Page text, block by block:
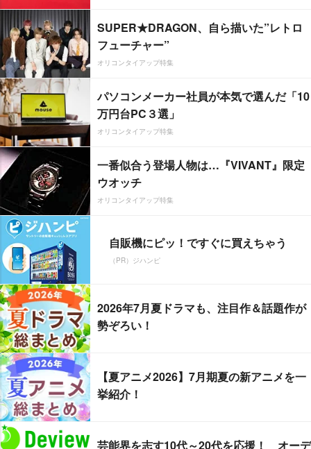
SUPER★DRAGON、自ら描いた”レトロ
フューチャー”
オリコンタイアップ特集
パソコンメーカー社員が本気で選んだ「10
万円台PC３選」
オリコンタイアップ特集
一番似合う登場人物は…『VIVANT』限定
ウオッチ
オリコンタイアップ特集
自販機にピッ！ですぐに買えちゃう
（PR）ジハンピ
2026年7月夏ドラマも、注目作＆話題作が
勢ぞろい！
【夏アニメ2026】7月期夏の新アニメを一
挙紹介！
芸能界を志す10代～20代を応援！ オーデ